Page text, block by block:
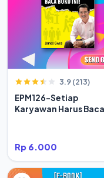
3.9 (213)
EPM126-Setiap
Karyawan Harus Baca
Rp 6.000